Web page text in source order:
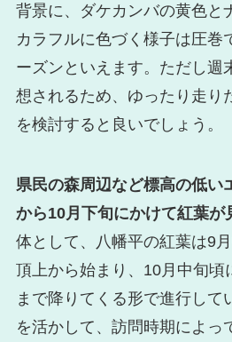
背景に、ダケカンバの黄色と
カラフルに色づく様子は圧巻
ーズンといえます。ただし週
想されるため、ゆったり走り
を検討すると良いでしょう。
県民の森周辺など標高の低い
から10月下旬にかけて紅葉が
体として、八幡平の紅葉は9
頂上から始まり、10月中旬頃
まで降りてくる形で進行して
を活かして、訪問時期によっ